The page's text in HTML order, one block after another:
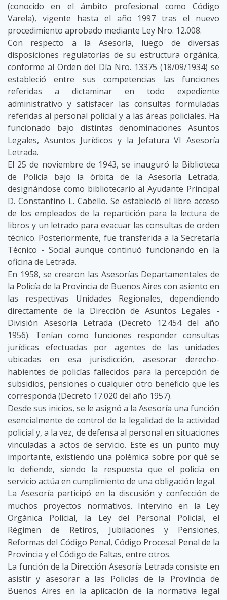
(conocido en el ámbito profesional como Código
Varela), vigente hasta el año 1997 tras el nuevo
procedimiento aprobado mediante Ley Nro. 12.008.
Con respecto a la Asesoría, luego de diversas
disposiciones regulatorias de su estructura orgánica,
conforme al Orden del Día Nro. 13375 (18/09/1934) se
estableció entre sus competencias las funciones
referidas a dictaminar en todo expediente
administrativo y satisfacer las consultas formuladas
referidas al personal policial y a las áreas policiales. Ha
funcionado bajo distintas denominaciones Asuntos
Legales, Asuntos Jurídicos y la Jefatura VI Asesoría
Letrada.
El 25 de noviembre de 1943, se inauguró la Biblioteca
de Policía bajo la órbita de la Asesoría Letrada,
designándose como bibliotecario al Ayudante Principal
D. Constantino L. Cabello. Se estableció el libre acceso
de los empleados de la repartición para la lectura de
libros y un letrado para evacuar las consultas de orden
técnico. Posteriormente, fue transferida a la Secretaría
Técnico - Social aunque continuó funcionando en la
oficina de Letrada.
En 1958, se crearon las Asesorías Departamentales de
la Policía de la Provincia de Buenos Aires con asiento en
las respectivas Unidades Regionales, dependiendo
directamente de la Dirección de Asuntos Legales -
División Asesoría Letrada (Decreto 12.454 del año
1956). Tenían como funciones responder consultas
jurídicas efectuadas por agentes de las unidades
ubicadas en esa jurisdicción, asesorar derecho-
habientes de policías fallecidos para la percepción de
subsidios, pensiones o cualquier otro beneficio que les
corresponda (Decreto 17.020 del año 1957).
Desde sus inicios, se le asignó a la Asesoría una función
esencialmente de control de la legalidad de la actividad
policial y, a la vez, de defensa al personal en situaciones
vinculadas a actos de servicio. Este es un punto muy
importante, existiendo una polémica sobre por qué se
lo defiende, siendo la respuesta que el policía en
servicio actúa en cumplimiento de una obligación legal.
La Asesoría participó en la discusión y confección de
muchos proyectos normativos. Intervino en la Ley
Orgánica Policial, la Ley del Personal Policial, el
Régimen de Retiros, Jubilaciones y Pensiones,
Reformas del Código Penal, Código Procesal Penal de la
Provincia y el Código de Faltas, entre otros.
La función de la Dirección Asesoría Letrada consiste en
asistir y asesorar a las Policías de la Provincia de
Buenos Aires en la aplicación de la normativa legal